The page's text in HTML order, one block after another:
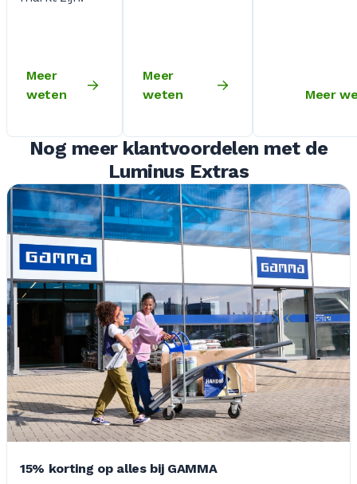
Meer
weten
Meer
weten
Meer
Nog meer klantvoordelen met de
Luminus Extras
15% korting op alles bij GAMMA